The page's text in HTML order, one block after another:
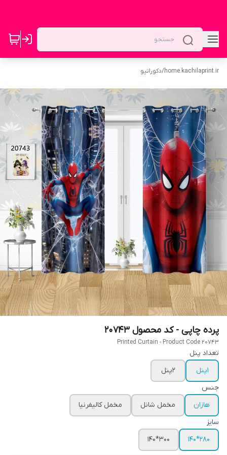
home.kachilaprint.ir
/دکوراتیو
پرده چاپی - کد محصول 20743
Printed Curtain - Product Code 20743
تعداد پنل
1پنل
2پنل
جنس
هازان
مخمل شانل
مخمل کالیفرنیا
سایز
280*140
300*140